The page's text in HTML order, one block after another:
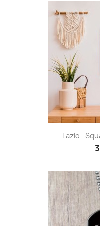
Lazio -